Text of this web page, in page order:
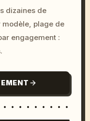
dizaines de
modèle, plage de
engagement :